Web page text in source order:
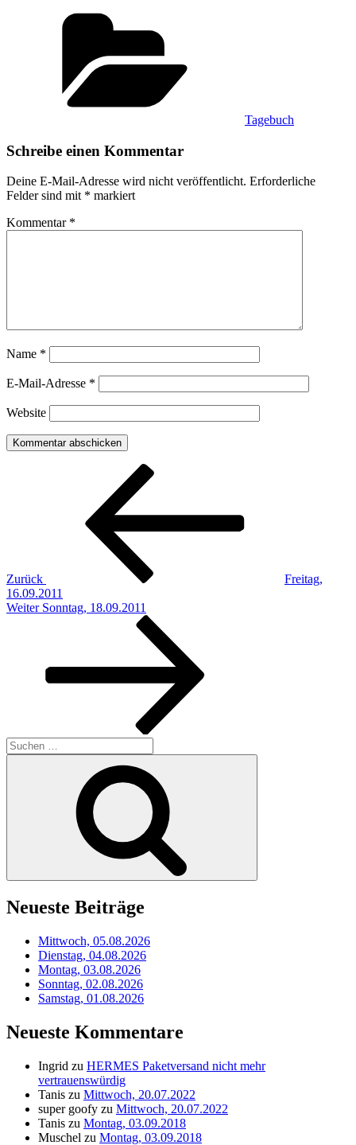
Tagebuch
Schreibe einen Kommentar
Deine E-Mail-Adresse wird nicht veröffentlicht. Erforderliche
Felder sind mit * markiert
Kommentar *
Name *
E-Mail-Adresse *
Website
Beitragsnavigation
Zurück
Freitag,
16.09.2011
Nächster
Weiter Sonntag, 18.09.2011
Suchen
nach:
Neueste Beiträge
Mittwoch, 05.08.2026
Dienstag, 04.08.2026
Montag, 03.08.2026
Sonntag, 02.08.2026
Samstag, 01.08.2026
Neueste Kommentare
Ingrid zu HERMES Paketversand nicht mehr
vertrauenswürdig
Tanis zu Mittwoch, 20.07.2022
super goofy zu Mittwoch, 20.07.2022
Tanis zu Montag, 03.09.2018
Muschel zu Montag, 03.09.2018